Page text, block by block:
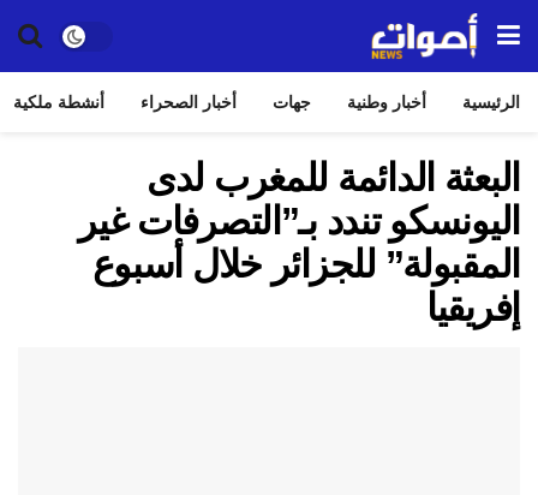
الرئيسية أخبار وطنية جهات أخبار الصحراء أنشطة ملكية
البعثة الدائمة للمغرب لدى
اليونسكو تندد بـ”التصرفات غير
المقبولة” للجزائر خلال أسبوع
إفريقيا